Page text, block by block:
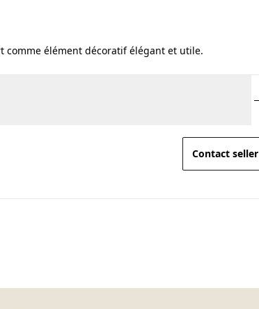
élément décoratif élégant et utile.
Contact seller